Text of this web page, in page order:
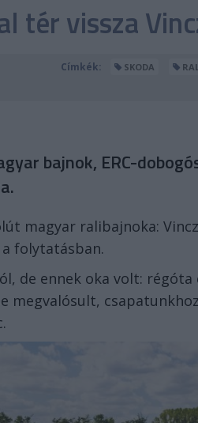
tér vissza
Címkék: SKODA
bajnok, ERC-
magyar ralibajnoka:
folytatásban.
de ennek oka volt:
megvalósult,